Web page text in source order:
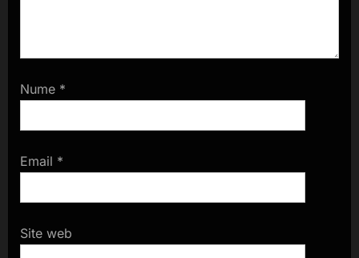
Nume *
Email *
Site web